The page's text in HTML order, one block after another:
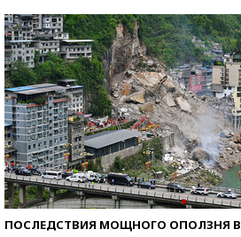
ПОСЛЕДСТВИЯ МОЩНОГО ОПОЛЗНЯ